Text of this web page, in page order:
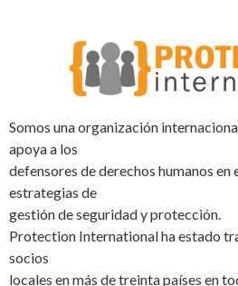
Somos una organización
apoya a los
defensores de derechos humanos en
estrategias de
gestión de seguridad y protección.
Protection International ha estado
socios
locales en más de treinta países en